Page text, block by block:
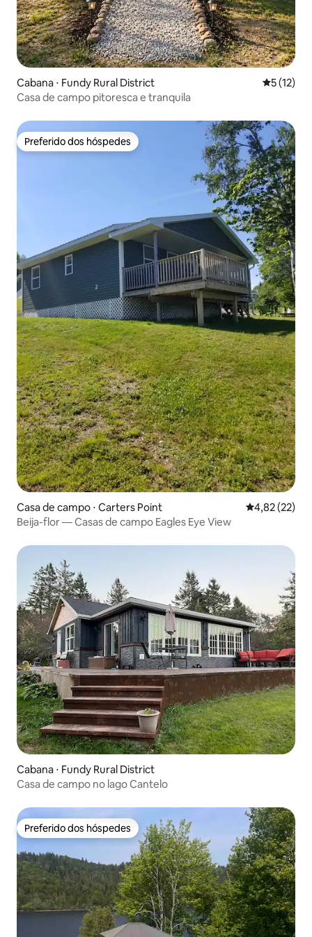
Cabana ⋅ Fundy Rural District 5 de uma
5 (12)
Casa de campo pitoresca e tranquila
Preferido dos hóspedes
Preferido dos hóspedes
Casa de campo ⋅ Carters Point 4,82 de uma
4,82 (22)
Beija-flor — Casas de campo Eagles Eye View
Cabana ⋅ Fundy Rural District
Casa de campo no lago Cantelo
Preferido dos hóspedes
Preferido dos hóspedes